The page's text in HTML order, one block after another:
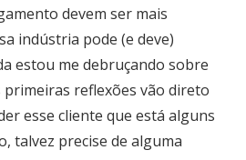
devem ser mais
indústria pode (e deve)
estou me debruçando sobre
reflexões vão direto
esse cliente que está alguns
talvez precise de alguma